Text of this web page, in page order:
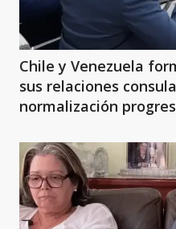
Chile y Venezuela
sus relaciones
normalización